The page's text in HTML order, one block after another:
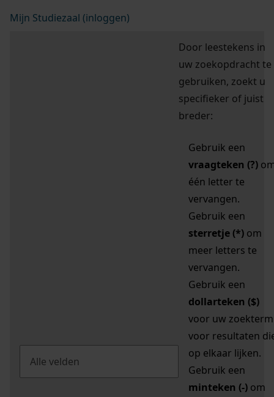
Mijn Studiezaal (inloggen)
Door leestekens in
uw zoekopdracht te
gebruiken, zoekt u
specifieker of juist
breder:
Gebruik een
vraagteken (?)
één letter te
vervangen.
Gebruik een
sterretje (*) om
meer letters te
vervangen.
Gebruik een
dollarteken ($)
voor uw zoekterm
voor resultaten
op elkaar lijken.
Gebruik een
minteken (-) om